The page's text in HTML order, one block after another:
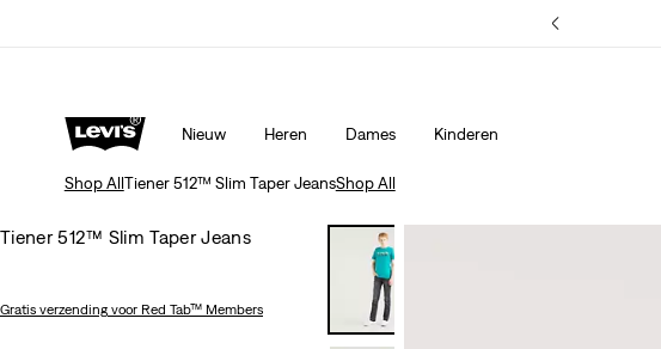
Nieuw Heren Dames Kinderen
Shop AllTiener 512™ Slim Taper JeansShop All
Tiener 512™ Slim Taper Jeans
Gratis verzending voor Red Tab™ Members